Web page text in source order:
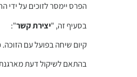
הפרס יימסר לזוכים על
בסעיף זה, "יצירת קשר":
קיום שיחה בפועל עם הזוכה.
בהתאם לשיקול דעת